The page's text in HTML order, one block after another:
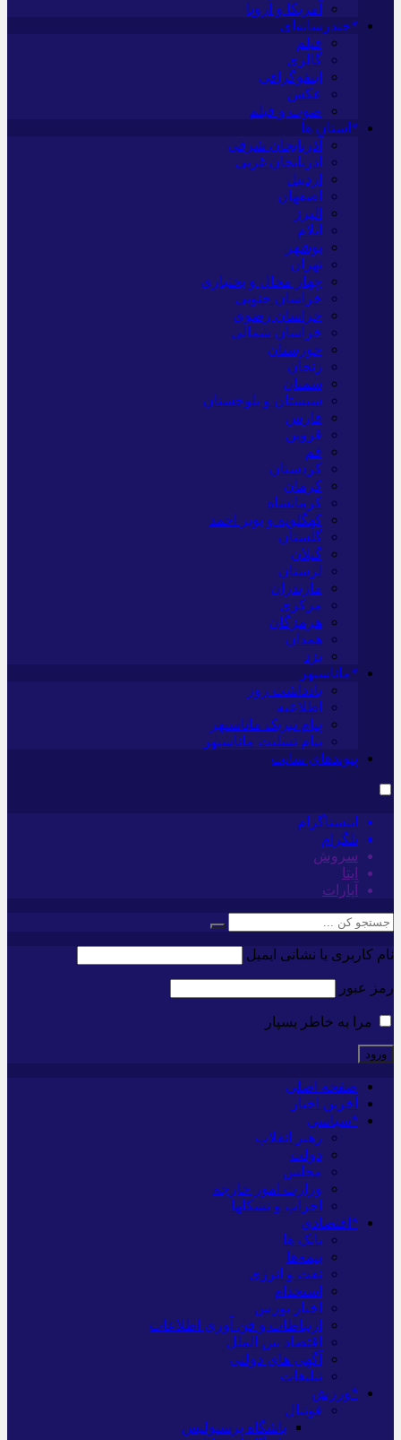
آمریکا و اروپا
*چندرسانه‌ای
فیلم
گالری
اینفوگرافی
عکس
صوت و فیلم
*استان ها
آذربایجان شرقی
آذربایجان غربی
اردبیل
اصفهان
البرز
ایلام
بوشهر
تهران
چهار محال و بختیاری
خراسان جنوبی
خراسان رضوی
خراسان شمالی
خوزستان
زنجان
سمنان
سیستان و بلوچستان
فارس
قزوین
قم
کردستان
کرمان
کرمانشاه
کهگلویه و بویر احمد
گلستان
گیلان
لرستان
مازندران
مرکزی
هرمزگان
همدان
یزد
*ماناسپهر
یادداشت روز
اطلاعیه
پیام تبریک ماناسپهر
پیام تسلیت ماناسپهر
پیوندهای سایت
اینستاگرام
تلگرام
سروش
ایتا
آپارات
نام کاربری یا نشانی ایمیل
رمز عبور
مرا به خاطر بسپار
صفحه اصلی
آخرین اخبار
*سیاسی
رهبر انقلاب
دولت
مجلس
وزارت امور خارجه
احزاب و تشکلها
*اقتصادی
بانک ها
بیمه‌ها
نفت و انرژی
استخدام
اخبار بورس
ارتباطات و فن آوری اطلاعات
اقتصاد بین الملل
آگهی های دولتی
تبلیغات
*ورزش
فوتبال
باشگاه پرسپولیس